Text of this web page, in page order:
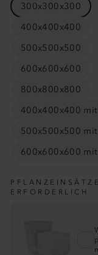
300x300x300
400x400x400
500x500x500
600x600x600
800x800x800
400x400x400
500x500x500
600x600x600
ERFORDERLICH